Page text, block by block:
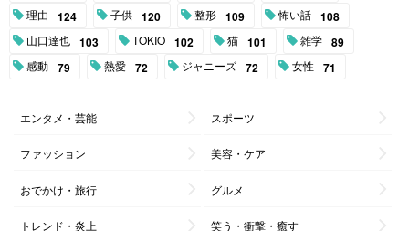
理由 124 子供 120 整形 109 怖い話 108
山口達也 103 TOKIO 102 猫 101 雑学 89
感動 79 熱愛 72 ジャニーズ 72 女性 71
エンタメ・芸能 スポーツ
ファッション 美容・ケア
おでかけ・旅行 グルメ
トレンド・炎上 笑う・衝撃・癒す